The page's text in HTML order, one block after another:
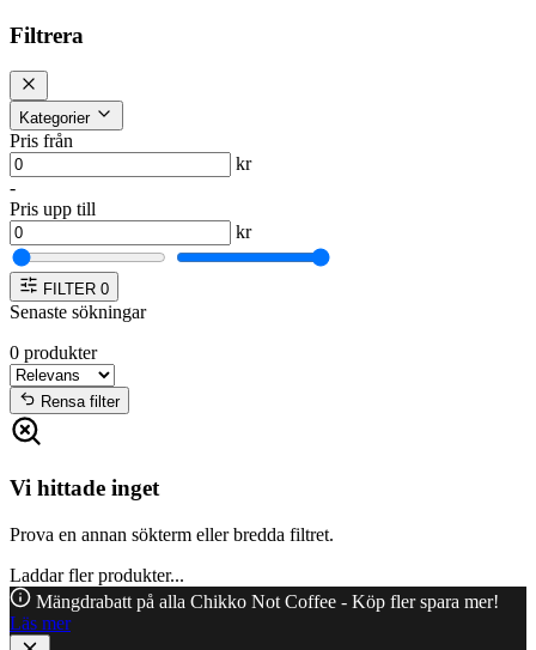
Filtrera
Kategorier
Pris från
kr
-
Pris upp till
kr
FILTER 0
Senaste sökningar
0 produkter
Rensa filter
Vi hittade inget
Prova en annan sökterm eller bredda filtret.
Laddar fler produkter...
Mängdrabatt på alla Chikko Not Coffee - Köp fler spara mer!
Läs mer